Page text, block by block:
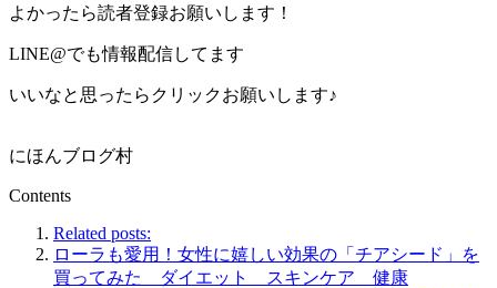
よかったら読者登録お願いします！
LINE@でも情報配信してます
いいなと思ったらクリックお願いします♪
にほんブログ村
Contents
Related posts:
ローラも愛用！女性に嬉しい効果の「チアシード」を
買ってみた ダイエット スキンケア 健康